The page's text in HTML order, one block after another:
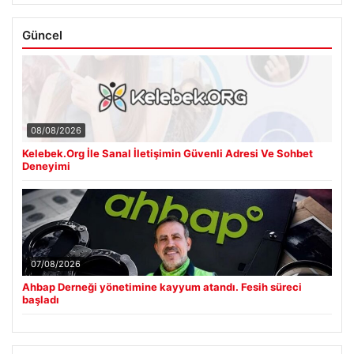
Güncel
08/08/2026
Kelebek.Org İle Sanal İletişimin Güvenli Adresi Ve Sohbet
Deneyimi
07/08/2026
Ahbap Derneği yönetimine kayyum atandı. Fesih süreci
başladı